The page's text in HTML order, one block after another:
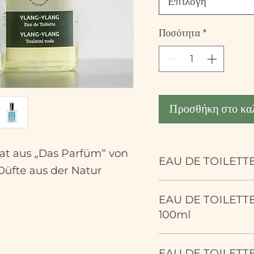
aus „Das Parfüm“ von
aus der Natur
Ποσότητα *
Προσθήκη στο
EAU DE
eindrucksvolles
aufregenden und
Blüten und
INCI: Alcohol,
EAU DE
100ml